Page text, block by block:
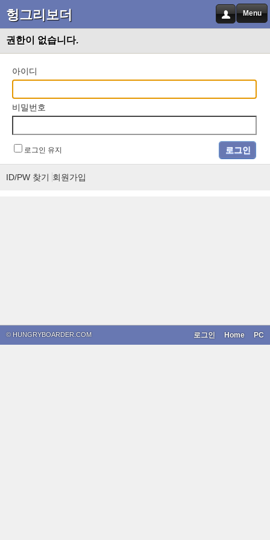
헝그리보더 Menu
권한이 없습니다.
아이디
비밀번호
로그인 유지
ID/PW 찾기 회원가입
© HUNGRYBOARDER.COM PC
Home
로그인